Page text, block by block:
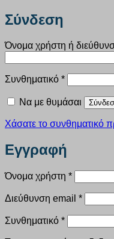
Σύνδεση
Όνομα χρήστη ή
Συνθηματικό *Απαιτείται
Να με θυμάσαι
Χάσατε το συνθηματικό
Εγγραφή
Όνομα χρήστη *Απαιτείται
Διεύθυνση email *
Συνθηματικό *Απαιτείται